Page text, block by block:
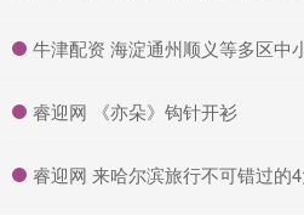
牛津配资 海淀通州顺义等多区中小学幼儿园发
​睿迎网 《亦朵》钩针开衫
睿迎网 来哈尔滨旅行不可错过的